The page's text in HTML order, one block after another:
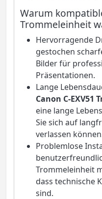
Warum
Trommeleinheit
Hervorragende
gestochen
Bilder für
Präsentationen.
Lange
Canon C-EXV51
eine lange
Sie sich auf
verlassen
Problemlose
Trommeleinheit
dass technische
sind.